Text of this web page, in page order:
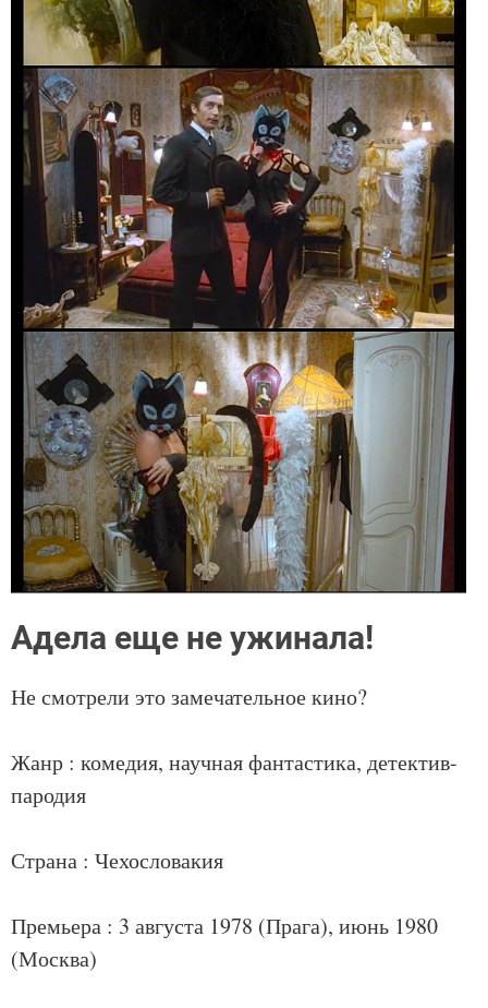
Адела еще не ужинала!
Не смотрели это замечательное кино?
Жанр : комедия, научная фантастика, детектив-
пародия
Страна : Чехословакия
Премьера : 3 августа 1978 (Прага), июнь 1980
(Москва)